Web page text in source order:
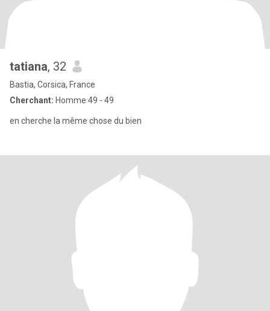
tatiana, 32
Bastia, Corsica, France
Cherchant: Homme 49 - 49
en cherche la même chose du bien